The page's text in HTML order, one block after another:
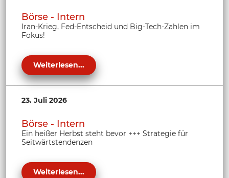
Börse - Intern
Iran-Krieg, Fed-Entscheid und Big-Tech-Zahlen im
Fokus!
Weiterlesen...
23. Juli 2026
Börse - Intern
Ein heißer Herbst steht bevor +++ Strategie für
Seitwärtstendenzen
Weiterlesen...